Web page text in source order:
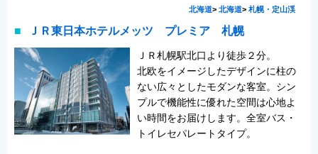
北海道> 北海道> 札幌・定山渓
ＪＲ東日本ホテルメッツ プレミア 札幌
ＪＲ札幌駅北口より徒歩２分。
北欧をイメージしたデザインに柱の
ない広々としたモダンな客室。シン
プルで機能性に優れた空間は心地よ
い時間をお届けします。全室バス・
トイレセパレートタイプ。